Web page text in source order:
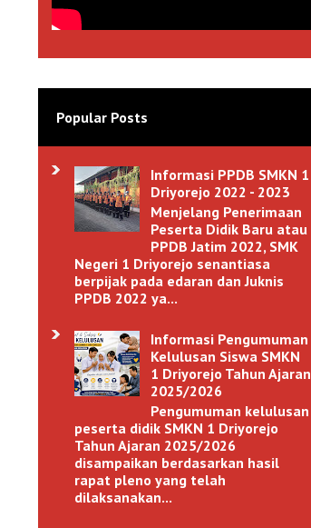
Popular Posts
Informasi PPDB SMKN 1
Driyorejo 2022 - 2023
Menjelang Penerimaan
Peserta Didik Baru atau
PPDB Jatim 2022, SMK
Negeri 1 Driyorejo senantiasa
berpijak pada edaran dan Juknis
PPDB 2022 ya...
Informasi Pengumuman
Kelulusan Siswa SMKN
1 Driyorejo Tahun Ajaran
2025/2026
Pengumuman kelulusan
peserta didik SMKN 1 Driyorejo
Tahun Ajaran 2025/2026
disampaikan berdasarkan hasil
rapat pleno yang telah
dilaksanakan...